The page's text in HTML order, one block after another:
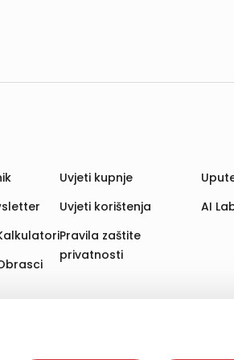
Uvjeti kupnje
Uvjeti korištenja
Pravila zaštite
privatnosti
AI